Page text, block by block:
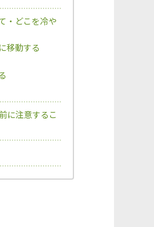
・どこを冷や
移動する
に注意するこ